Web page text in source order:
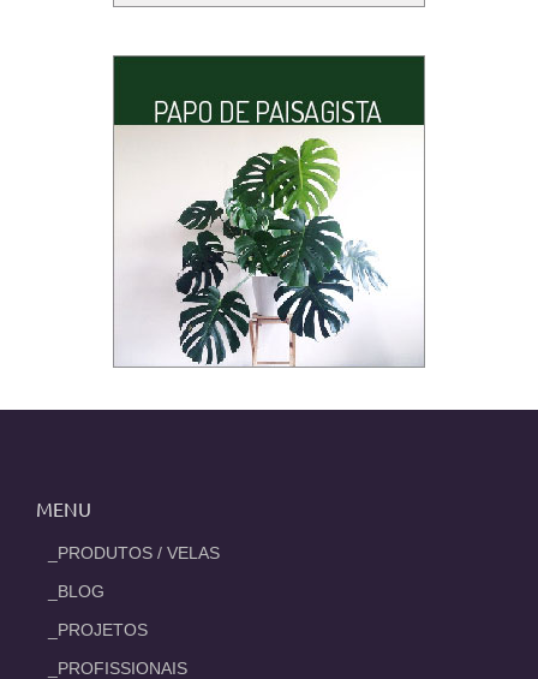
MENU
_PRODUTOS / VELAS
_BLOG
_PROJETOS
_PROFISSIONAIS